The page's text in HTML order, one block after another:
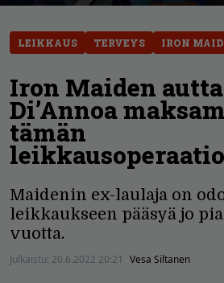
LEIKKAUS TERVEYS IRON
Iron Maiden
Di’Annoa
tämän
Maidenin ex-laulaja on
leikkaukseen pääsyä jo
vuotta.
Julkaistu: 20.6.2022 20:21 Vesa Siltanen